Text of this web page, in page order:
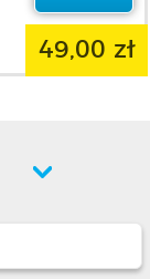
49,00 zł